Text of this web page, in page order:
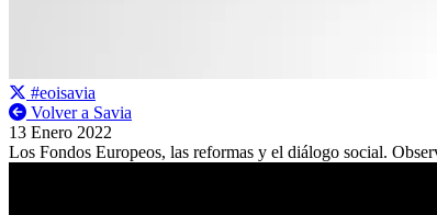
#eoisavia
Volver a Savia
13 Enero 2022
Los Fondos Europeos, las reformas y el diálogo social.